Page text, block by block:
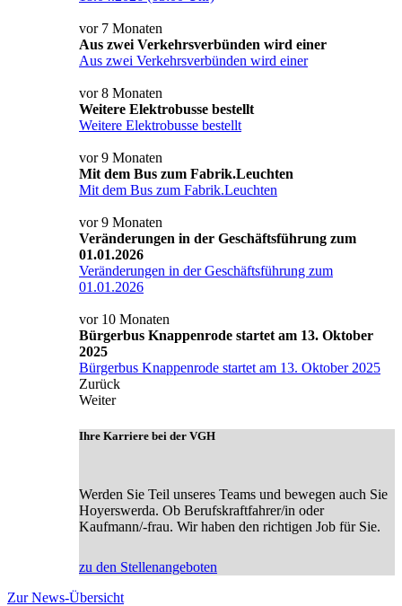
vor 7 Monaten
Aus zwei Verkehrsverbünden wird einer
Aus zwei Verkehrsverbünden wird einer
vor 8 Monaten
Weitere Elektrobusse bestellt
Weitere Elektrobusse bestellt
vor 9 Monaten
Mit dem Bus zum Fabrik.Leuchten
Mit dem Bus zum Fabrik.Leuchten
vor 9 Monaten
Veränderungen in der Geschäftsführung zum
01.01.2026
Veränderungen in der Geschäftsführung zum
01.01.2026
vor 10 Monaten
Bürgerbus Knappenrode startet am 13. Oktober
2025
Bürgerbus Knappenrode startet am 13. Oktober 2025
Zurück
Weiter
Ihre Karriere bei der VGH
Werden Sie Teil unseres Teams und bewegen auch Sie
Hoyerswerda. Ob Berufskraftfahrer/in oder
Kaufmann/-frau. Wir haben den richtigen Job für Sie.
zu den Stellenangeboten
Zur News-Übersicht